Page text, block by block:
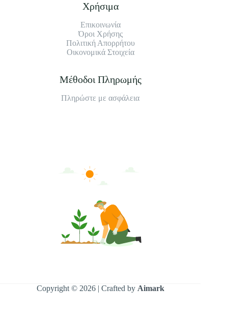
Χρήσιμα
Επικοινωνία
Όροι Χρήσης
Πολιτική Απορρήτου
Οικονομικά Στοιχεία
Μέθοδοι Πληρωμής
Πληρώστε με ασφάλεια
Copyright © 2026 | Crafted by Aimark